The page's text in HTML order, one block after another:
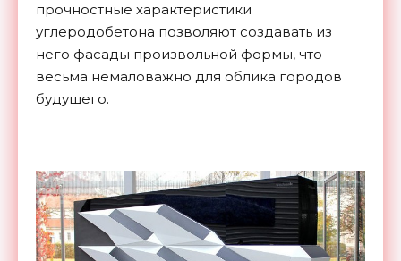
прочностные характеристики
углеродобетона позволяют создавать из
него фасады произвольной формы, что
весьма немаловажно для облика городов
будущего.